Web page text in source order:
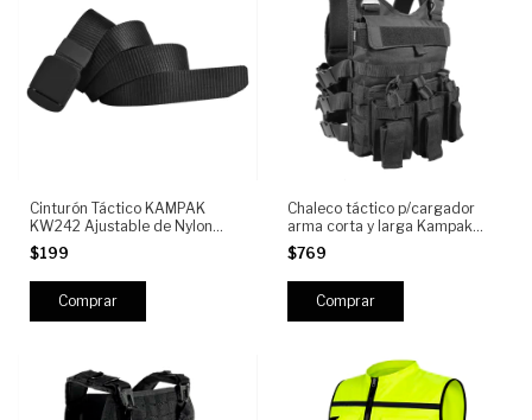
Cinturón Táctico KAMPAK
KW242 Ajustable de Nylon
Reforzado con Hebilla de
Liberación POLICARBONATO
$199
Chaleco táctico p/cargador
arma corta y larga Kampak
CH3C, para Placa.
$769